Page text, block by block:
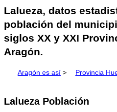
Lalueza, datos
población del
siglos XX y XXI
Aragón.
Aragón es así > Provincia
Lalueza Población